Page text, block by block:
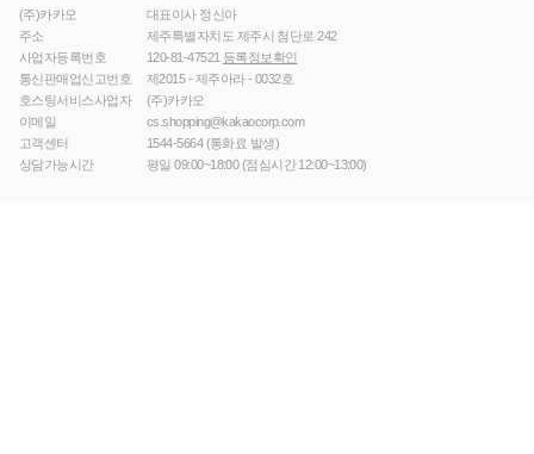
(주)카카오
대표이사 정신아
주소
제주특별자치도 제주시 첨단로 242
사업자등록번호
120-81-47521 등록정보확인
통신판매업신고번호
제2015 - 제주아라 - 0032호
호스팅서비스사업자
(주)카카오
이메일
cs.shopping@kakaocorp.com
고객센터
1544-5664(통화료 발생)
상담가능시간
평일 09:00~18:00 (점심시간 12:00~13:00)